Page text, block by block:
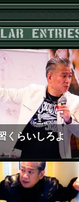
くらいしろよ